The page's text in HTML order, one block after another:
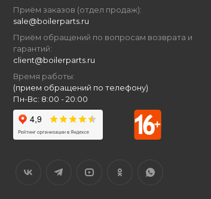
Приём заказов (отдел продаж):
sale@boilerparts.ru
Приём обращений по вопросам возврата и
гарантий:
client@boilerparts.ru
Время работы:
(прием обращений по телефону)
Пн-Вс: 8:00 - 20:00